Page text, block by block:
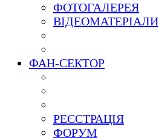
ФОТОГАЛЕРЕЯ
ВІДЕОМАТЕРІАЛИ
ФАН-СЕКТОР
РЕЄСТРАЦІЯ
ФОРУМ